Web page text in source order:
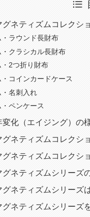
ネティズムコレクシ
ラウンド長財布
クラシカル長財布
2つ折り財布
コインカードケース
名刺入れ
ペンケース
化（エイジング）の
グネティズムコレクシ
ネティズムコレクシ
ネティズムシリーズ
ネティズムシリーズ
グネティズムシリーズ